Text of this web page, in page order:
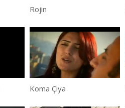
Rojin
Koma Çiya